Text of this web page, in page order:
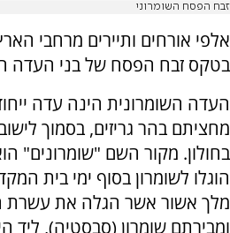
זבח הפסח השומרוני
אלפי אורחים ותיירים מרחבי
בטקס זבח הפסח של בני העדה
מחציתם בהר גריזים, בסמוך
בחולון. מקור השם "שומרונים"
הוגלו לשומרון בסוף ימי בית
מלך אשור אשר הגלה את עשרת
ומבירתם שומרון (סבסטיה), ליד